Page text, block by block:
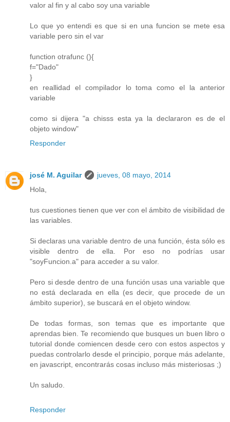
valor al fin y al cabo soy una variable
Lo que yo entendi es que si en una funcion se mete esa
variable pero sin el var
function otrafunc (){
f="Dado"
}
en reallidad el compilador lo toma como el la anterior
variable
como si dijera "a chisss esta ya la declararon es de el
objeto window"
Responder
josé M. Aguilar
jueves, 08 mayo, 2014
Hola,
tus cuestiones tienen que ver con el ámbito de visibilidad de
las variables.
Si declaras una variable dentro de una función, ésta sólo es
visible dentro de ella. Por eso no podrías usar
"soyFuncion.a" para acceder a su valor.
Pero si desde dentro de una función usas una variable que
no está declarada en ella (es decir, que procede de un
ámbito superior), se buscará en el objeto window.
De todas formas, son temas que es importante que
aprendas bien. Te recomiendo que busques un buen libro o
tutorial donde comiencen desde cero con estos aspectos y
puedas controlarlo desde el principio, porque más adelante,
en javascript, encontrarás cosas incluso más misteriosas ;)
Un saludo.
Responder